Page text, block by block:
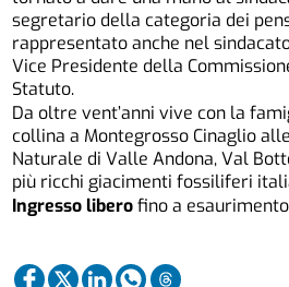
segretario della categoria dei
rappresentato anche nel
Vice Presidente della
Statuto.
Da oltre vent’anni vive con la
collina a Montegrosso Cinaglio
Naturale di Valle Andona, Val
più ricchi giacimenti fossiliferi
Ingresso liberofino a